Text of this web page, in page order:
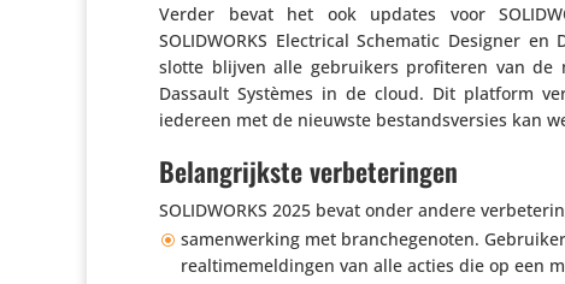
Verder bevat het ook updates voor
SOLIDWORKS Elec­trical Schematic Designer
slotte blijven alle gebrui­kers profi­teren van de
Dassault Systèmes in de cloud. Dit platform
iedereen met de nieuwste bestands­ver­sies kan
Belangrijkste verbeteringen
SOLIDWORKS 2025 bevat onder andere
samen­wer­king met bran­che­ge­noten.
real­tim­e­mel­dingen van alle acties die op een